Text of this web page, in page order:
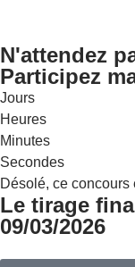
N'attendez
Participez
Jours
Heures
Minutes
Secondes
Désolé, ce concours
Le tirage
09/03/2026